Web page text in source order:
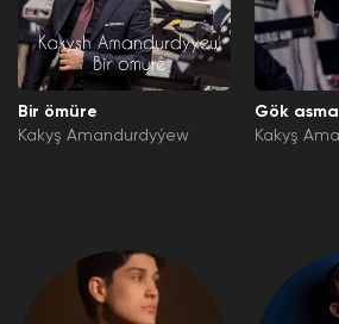
Bir ömüre
Kakyş Amandurdyýew
Gök
Kakyş